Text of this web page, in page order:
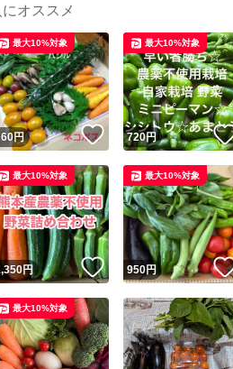
オススメ
！
円 いいね！
最大10%対象
720円
最大10%対象
ね！
円 いいね！
最大10%対象
950円
最大10%対象
最大10%対象